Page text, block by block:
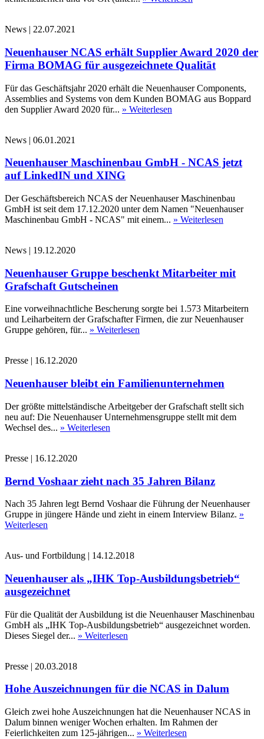
News | 22.07.2021
Neuenhauser NCAS erhält Supplier Award 2020 der
Firma BOMAG für ausgezeichnete Qualität
Für das Geschäftsjahr 2020 erhält die Neuenhauser Components,
Assemblies and Systems von dem Kunden BOMAG aus Boppard
den Supplier Award 2020 für... » Weiterlesen
News | 06.01.2021
Neuenhauser Maschinenbau GmbH - NCAS jetzt
auf LinkedIN und XING
Der Geschäftsbereich NCAS der Neuenhauser Maschinenbau
GmbH ist seit dem 17.12.2020 unter dem Namen "Neuenhauser
Maschinenbau GmbH - NCAS" mit einem... » Weiterlesen
News | 19.12.2020
Neuenhauser Gruppe beschenkt Mitarbeiter mit
Grafschaft Gutscheinen
Eine vorweihnachtliche Bescherung sorgte bei 1.573 Mitarbeitern
und Leiharbeitern der Grafschafter Firmen, die zur Neuenhauser
Gruppe gehören, für... » Weiterlesen
Presse | 16.12.2020
Neuenhauser bleibt ein Familienunternehmen
Der größte mittelständische Arbeitgeber der Grafschaft stellt sich
neu auf: Die Neuenhauser Unternehmensgruppe stellt mit dem
Wechsel des... » Weiterlesen
Presse | 16.12.2020
Bernd Voshaar zieht nach 35 Jahren Bilanz
Nach 35 Jahren legt Bernd Voshaar die Führung der Neuenhauser
Gruppe in jüngere Hände und zieht in einem Interview Bilanz. »
Weiterlesen
Aus- und Fortbildung | 14.12.2018
Neuenhauser als „IHK Top-Ausbildungsbetrieb“
ausgezeichnet
Für die Qualität der Ausbildung ist die Neuenhauser Maschinenbau
GmbH als „IHK Top-Ausbildungsbetrieb“ ausgezeichnet worden.
Dieses Siegel der... » Weiterlesen
Presse | 20.03.2018
Hohe Auszeichnungen für die NCAS in Dalum
Gleich zwei hohe Auszeichnungen hat die Neuenhauser NCAS in
Dalum binnen weniger Wochen erhalten. Im Rahmen der
Feierlichkeiten zum 125-jährigen... » Weiterlesen